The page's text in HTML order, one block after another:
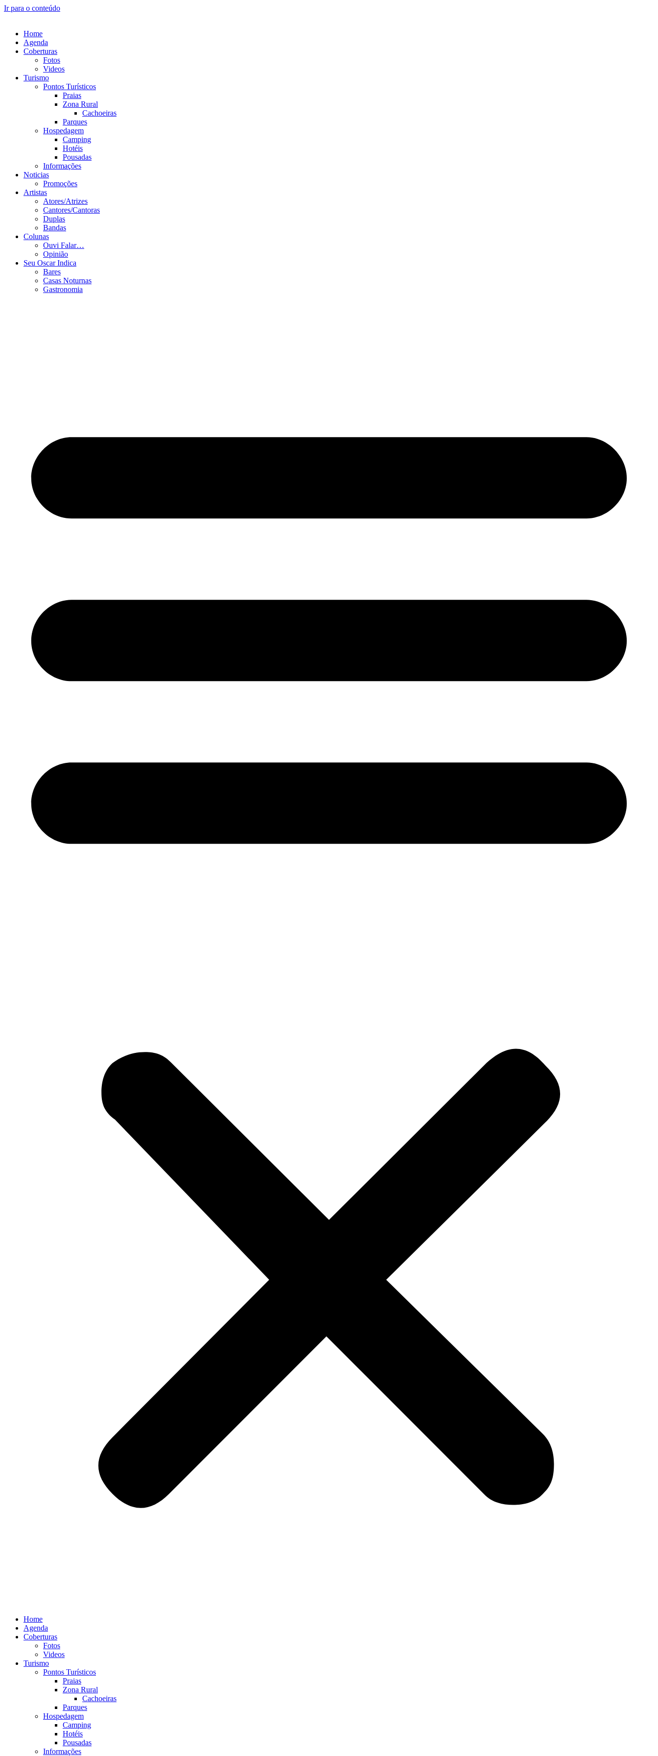
Ir para o conteúdo
Home
Agenda
Coberturas
Fotos
Videos
Turismo
Pontos Turísticos
Praias
Zona Rural
Cachoeiras
Parques
Hospedagem
Camping
Hotéis
Pousadas
Informações
Noticias
Promoções
Artistas
Atores/Atrizes
Cantores/Cantoras
Duplas
Bandas
Colunas
Ouvi Falar…
Opinião
Seu Oscar Indica
Bares
Casas Noturnas
Gastronomia
Home
Agenda
Coberturas
Fotos
Videos
Turismo
Pontos Turísticos
Praias
Zona Rural
Cachoeiras
Parques
Hospedagem
Camping
Hotéis
Pousadas
Informações